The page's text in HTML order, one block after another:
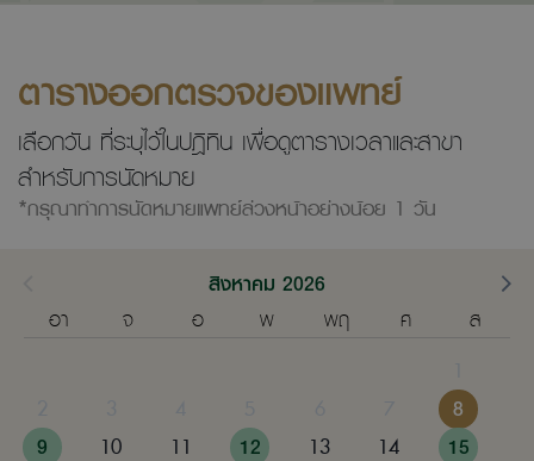
ตารางออกตรวจของแพทย์
เลือกวัน ที่ระบุไว้ในปฎิทิน เพื่อดูตารางเวลาและสาขา
สำหรับการนัดหมาย
*กรุณาทำการนัดหมายแพทย์ล่วงหน้าอย่างน้อย 1 วัน
สิงหาคม 2026
อา
จ อ พ พฤ ศ
ส
8
9
10 11 12 13 14
15